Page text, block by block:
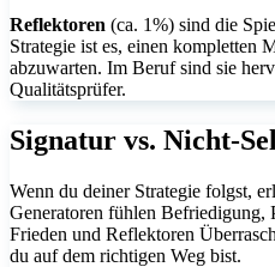
Reflektoren (ca. 1%) sind die
Strategie ist es, einen kompletten
abzuwarten. Im Beruf sind sie
Qualitätsprüfer.
Signatur vs. Nicht-
Wenn du deiner Strategie folgst,
Generatoren fühlen Befriedigung,
Frieden und Reflektoren
du auf dem richtigen Weg bist.